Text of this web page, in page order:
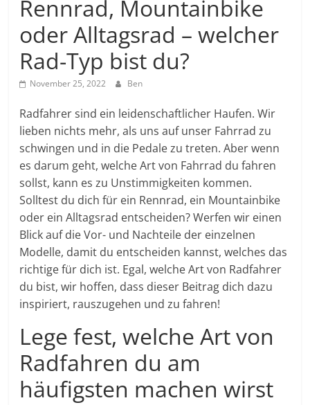
Rennrad, Mountainbike
oder Alltagsrad – welcher
Rad-Typ bist du?
November 25, 2022 Ben
Radfahrer sind ein leidenschaftlicher Haufen. Wir
lieben nichts mehr, als uns auf unser Fahrrad zu
schwingen und in die Pedale zu treten. Aber wenn
es darum geht, welche Art von Fahrrad du fahren
sollst, kann es zu Unstimmigkeiten kommen.
Solltest du dich für ein Rennrad, ein Mountainbike
oder ein Alltagsrad entscheiden? Werfen wir einen
Blick auf die Vor- und Nachteile der einzelnen
Modelle, damit du entscheiden kannst, welches das
richtige für dich ist. Egal, welche Art von Radfahrer
du bist, wir hoffen, dass dieser Beitrag dich dazu
inspiriert, rauszugehen und zu fahren!
Lege fest, welche Art von
Radfahren du am
häufigsten machen wirst